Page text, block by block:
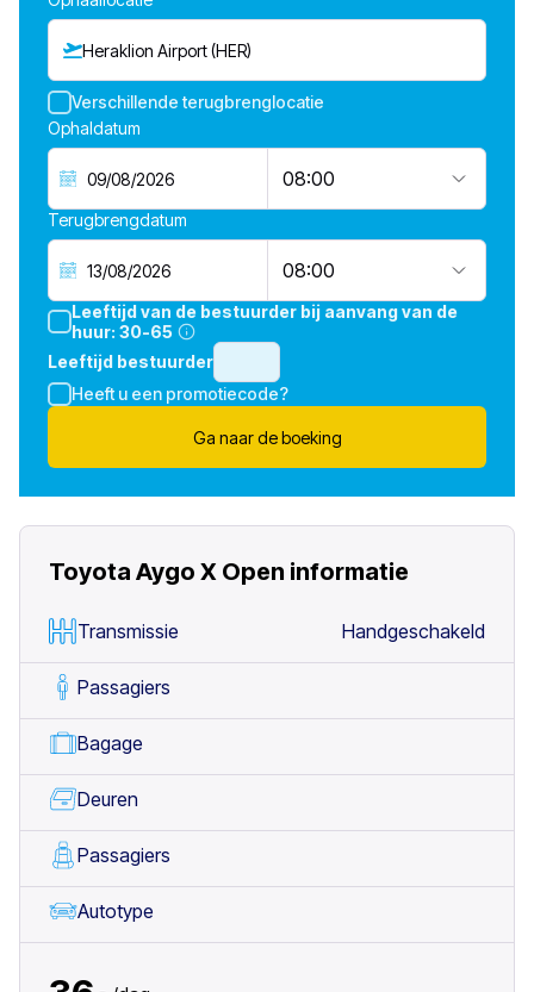
Heraklion Airport (HER)
Verschillende terugbrenglocatie
Ophaldatum
08:00
Terugbrengdatum
08:00
Leeftijd van de bestuurder bij aanvang van de
huur: 30-65
Leeftijd bestuurder
Heeft u een promotiecode?
Ga naar de boeking
Toyota Aygo X Open informatie
Transmissie Handgeschakeld
Passagiers
Bagage
Deuren
Passagiers
Autotype